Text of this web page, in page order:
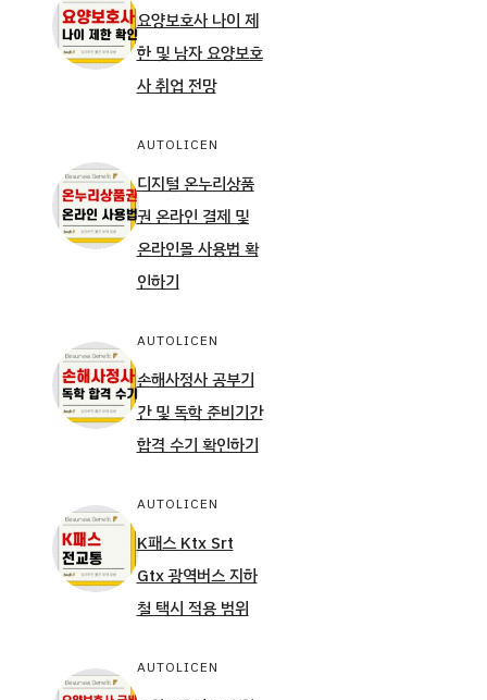
요양보호사 나이 제
한 및 남자 요양보호
사 취업 전망
AUTOLICEN
디지털 온누리상품
권 온라인 결제 및
온라인몰 사용법 확
인하기
AUTOLICEN
손해사정사 공부기
간 및 독학 준비기간
합격 수기 확인하기
AUTOLICEN
K패스 Ktx Srt
Gtx 광역버스 지하
철 택시 적용 범위
AUTOLICEN